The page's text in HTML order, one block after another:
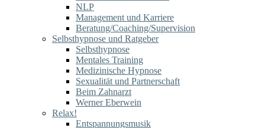
NLP
Management und Karriere
Beratung/Coaching/Supervision
Selbsthypnose und Ratgeber
Selbsthypnose
Mentales Training
Medizinische Hypnose
Sexualität und Partnerschaft
Beim Zahnarzt
Werner Eberwein
Relax!
Entspannungsmusik